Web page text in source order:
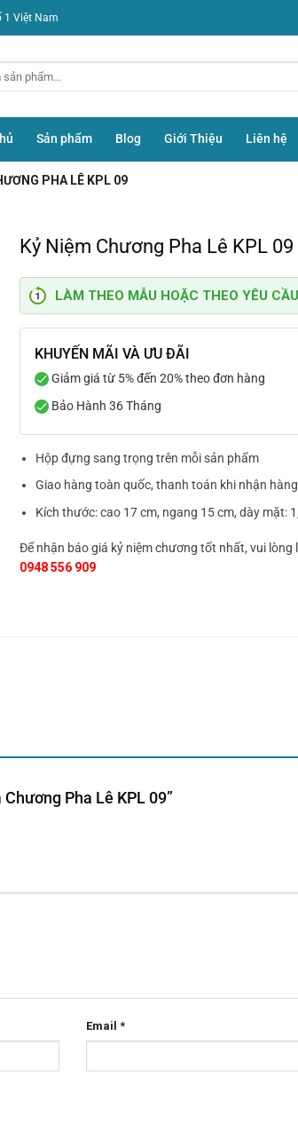
1 Việt Nam
Sản phẩm Blog Giới Thiệu Liên hệ
PHA LÊ KPL 09
Kỷ Niệm Chương Pha Lê KPL 09
LÀM THEO MẪU HOẶC THEO YÊU CẦU
KHUYẾN MÃI VÀ ƯU ĐÃI
Giảm giá từ 5% đến 20% theo đơn hàng
Bảo Hành 36 Tháng
Hộp đựng sang trọng trên mỗi sản phẩm
Giao hàng toàn quốc, thanh toán khi nhận hàng
Kích thước: cao 17 cm, ngang 15 cm, dày mặt:
Để nhận báo giá kỷ niệm chương tốt nhất, vui lòng
0948 556 909
Pha Lê KPL 09”
Email *